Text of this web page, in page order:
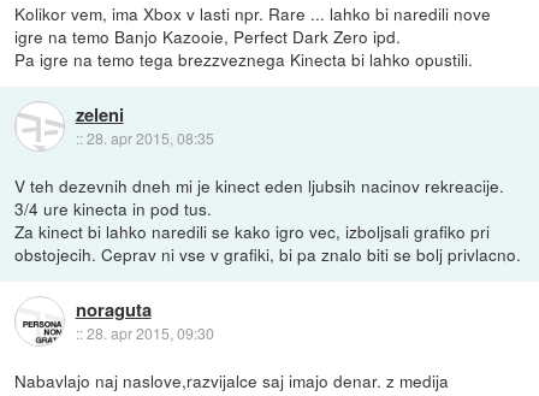
Kolikor vem, ima Xbox v lasti npr. Rare ... lahko bi naredili nove
igre na temo Banjo Kazooie, Perfect Dark Zero ipd.
Pa igre na temo tega brezzveznega Kinecta bi lahko opustili.
zeleni
::28. apr 2015, 08:35
V teh dezevnih dneh mi je kinect eden ljubsih nacinov rekreacije.
3/4 ure kinecta in pod tus.
Za kinect bi lahko naredili se kako igro vec, izboljsali grafiko pri
obstojecih. Ceprav ni vse v grafiki, bi pa znalo biti se bolj privlacno.
noraguta
::28. apr 2015, 09:30
Nabavlajo naj naslove,razvijalce saj imajo denar. z medija